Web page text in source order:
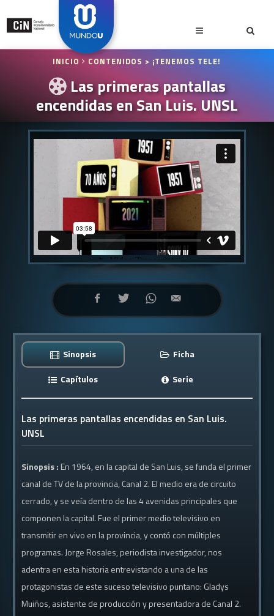
INICIO CONTENIDOS > ¡TENEMOS TELE!
Las primeras pantallas
encendidas en San Luis. UNSL
Sinopsis
Ficha
Capítulos
Serie
Las primeras pantallas encendidas en San Luis.
UNSL
Sinopsis : En 1964, en la capital de San Luis, se funda el primer
canal de TV de la provincia, Canal 2. El medio era de circuito
cerrado, y se veía dentro de las 4 avenidas principales que
componen la capital. Fue el primer medio televisivo en
transmitir en vivo en la provincia, y contó con múltiples
programas. Jorge Rosales, periodista investigador, nos
adentra en esta historia entrevistando a una de las
protagonistas de este suceso televisivo puntano: Gladys
Muiños, asistente de producción y presentadora de Canal 2.